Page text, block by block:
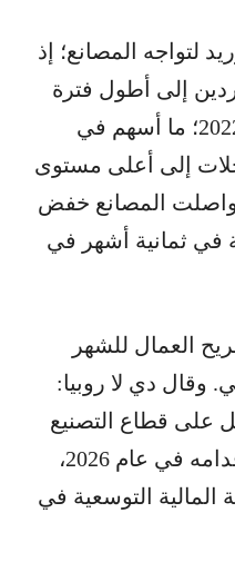
لتواجه المصانع؛ إذ
إلى أطول فترة
منذ أكتوبر (تشرين الأول) 2022؛ ما أسهم في
إلى أعلى مستوى
ذلك، واصلت المصانع خفض
في ثمانية أشهر في
العمال للشهر
وقال دي لا روبيا:
على قطاع التصنيع
في منطقة اليورو ترسيخ أقدامه في عام 2026،
التوسعية في